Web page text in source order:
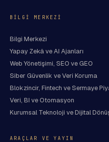
BILGI MERKEZI
Bilgi Merkezi
Yapay Zekâ ve AI Ajanları
Web Yönetişimi, SEO ve GEO
Siber Güvenlik ve Veri Koruma
Blokzincir, Fintech ve Sermaye
Veri, BI ve Otomasyon
Kurumsal Teknoloji ve Dijital
ARAÇLAR VE YAYIN